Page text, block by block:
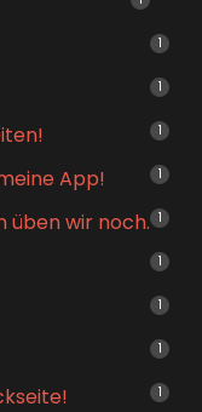
1
1
1
App! 1
üben wir noch. 1
1
1
1
1